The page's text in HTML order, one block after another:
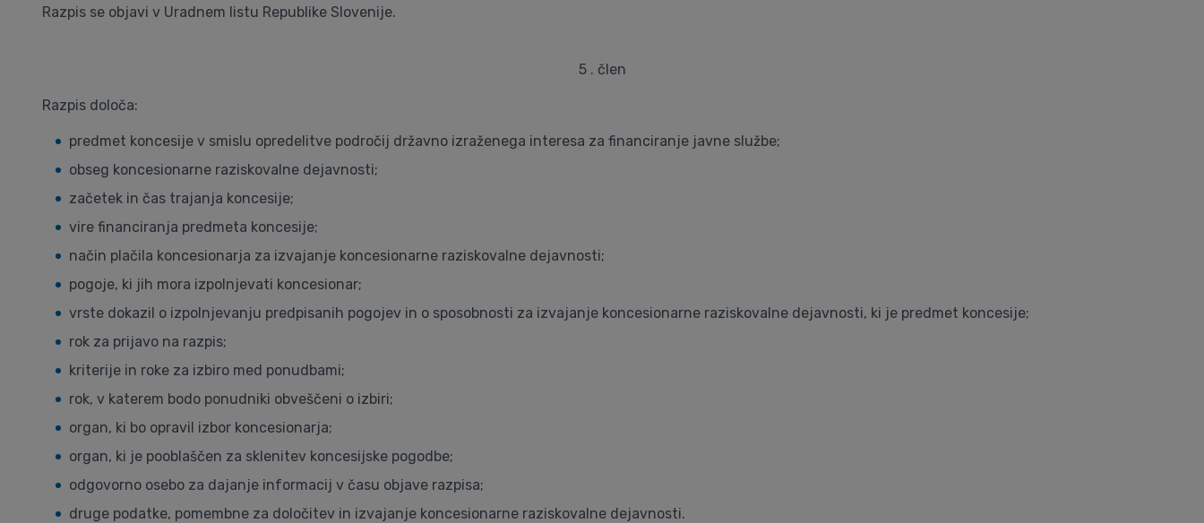
Razpis se objavi v Uradnem listu Republike Slovenije.
5 . člen
Razpis določa:
predmet koncesije v smislu opredelitve področij državno izraženega interesa za financiranje javne službe;
obseg koncesionarne raziskovalne dejavnosti;
začetek in čas trajanja koncesije;
vire financiranja predmeta koncesije;
način plačila koncesionarja za izvajanje koncesionarne raziskovalne dejavnosti;
pogoje, ki jih mora izpolnjevati koncesionar;
vrste dokazil o izpolnjevanju predpisanih pogojev in o sposobnosti za izvajanje koncesionarne raziskovalne dejavnosti, ki je predmet koncesije;
rok za prijavo na razpis;
kriterije in roke za izbiro med ponudbami;
rok, v katerem bodo ponudniki obveščeni o izbiri;
organ, ki bo opravil izbor koncesionarja;
organ, ki je pooblaščen za sklenitev koncesijske pogodbe;
odgovorno osebo za dajanje informacij v času objave razpisa;
druge podatke, pomembne za določitev in izvajanje koncesionarne raziskovalne dejavnosti.